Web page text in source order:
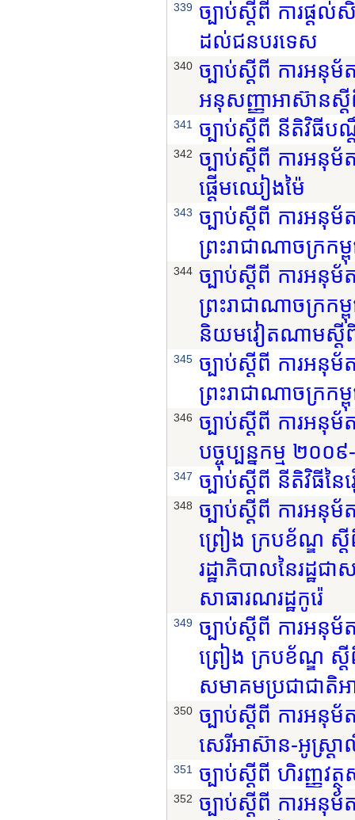
339 ច្បាប់ស្តីពី ការផ្ត
ដល់ជនបរទេស
340 ច្បាប់ស្តីពី ការអនុ
អនុសញ្ញាអាស៊ានស្តី
341 ច្បាប់ស្តីពី នីតិវិធីប
342 ច្បាប់ស្តីពី ការអនុ
ផ្តើមឈៀងម៉ៃ
343 ច្បាប់ស្តីពី ការអ
ព្រះរាជាណាចក្រក
344 ច្បាប់ស្តីពី ការអនុម័
ព្រះរាជាណាចក្រក
និយមវៀតណាមស្តីពី
345 ច្បាប់ស្តីពី ការអនុ
ព្រះរាជាណាចក្រ
346 ច្បាប់ស្តីពី ការអនុ
បច្ចុប្បន្នកម្ម ២០
347 ច្បាប់ស្តីពី នីតិវិធីនៃ
348 ច្បាប់ស្តីពី ការអនុ
ព្រៀង ក្របខ័ណ្ឌ ស្តី
រដ្ឋាភិបាលនៃរដ្ឋ
សាធារណរដ្ឋកូរ៉េ
349 ច្បាប់ស្តីពី ការអនុ
ព្រៀង ក្របខ័ណ្ឌ ស្តី
សមាគមប្រជាជាតិ
350 ច្បាប់ស្តីពី ការអនុ
សេរីអាស៊ាន-អូស្រ្
351 ច្បាប់ស្តីពី ហិរញ្ញវត្
352 ច្បាប់ស្តីពី ការអនុ